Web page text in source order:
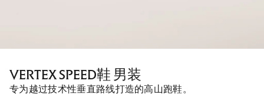
VERTEX SPEED鞋 男装
专为越过技术性垂直路线打造的高山跑鞋。